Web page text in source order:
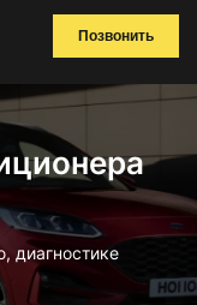
Позвонить
диагностике